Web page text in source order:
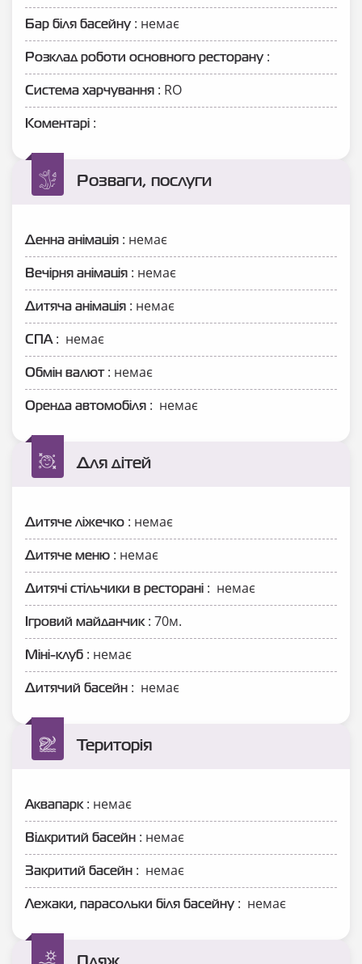
Бар біля басейну : немає
Розклад роботи основного ресторану :
Система харчування : RO
Коментарі :
Розваги, послуги
Денна анімація : немає
Вечірня анімація : немає
Дитяча анімація : немає
СПА: немає
Обмін валют: немає
Оренда автомобіля : немає
Для дітей
Дитяче ліжечко : немає
Дитяче меню : немає
Дитячі стільчики в ресторані : немає
Ігровий майданчик: 70м.
Міні-клуб : немає
Дитячий басейн : немає
Територія
Аквапарк: немає
Відкритий басейн : немає
Закритий басейн : немає
Лежаки, парасольки біля басейну : немає